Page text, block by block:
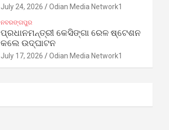
July 24, 2026 Odian Media Network1
ନବରଙ୍ଗପୁର
ପ୍ରଧାନମନ୍ତ୍ରୀ କେସିଙ୍ଗା ରେଳ ଷ୍ଟେଶନ
କଲେ ଉଦ୍‌ଘାଟନ
July 17, 2026 Odian Media Network1